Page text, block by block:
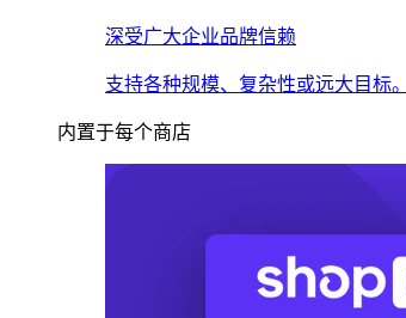
深受广大企业品牌信赖
支持各种规模、复杂性或远大目标。
内置于每个商店